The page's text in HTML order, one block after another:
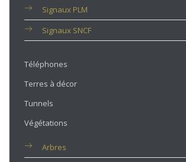
Signaux PLM
Signaux SNCF
Téléphones
Terres à décor
Tunnels
Végétations
Arbres